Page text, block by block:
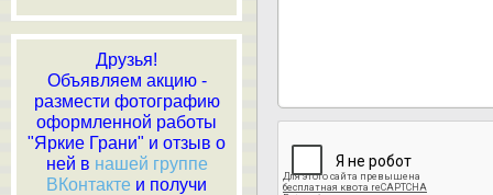
Друзья!
Объявляем акцию -
размести фотографию
оформленной работы
"Яркие Грани" и отзыв о
ней в нашей группе
ВКонтакте и получи